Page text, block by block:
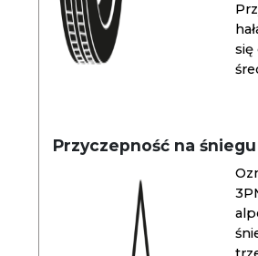
Przyczepność na śniegu